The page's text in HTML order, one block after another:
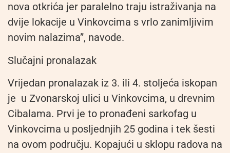
nova otkrića jer paralelno traju istraživanja na
dvije lokacije u Vinkovcima s vrlo zanimljivim
novim nalazima”, navode.
Slučajni pronalazak
Vrijedan pronalazak iz 3. ili 4. stoljeća iskopan
je u Zvonarskoj ulici u Vinkovcima, u drevnim
Cibalama. Prvi je to pronađeni sarkofag u
Vinkovcima u posljednjih 25 godina i tek šesti
na ovom području. Kopajući u sklopu radova na